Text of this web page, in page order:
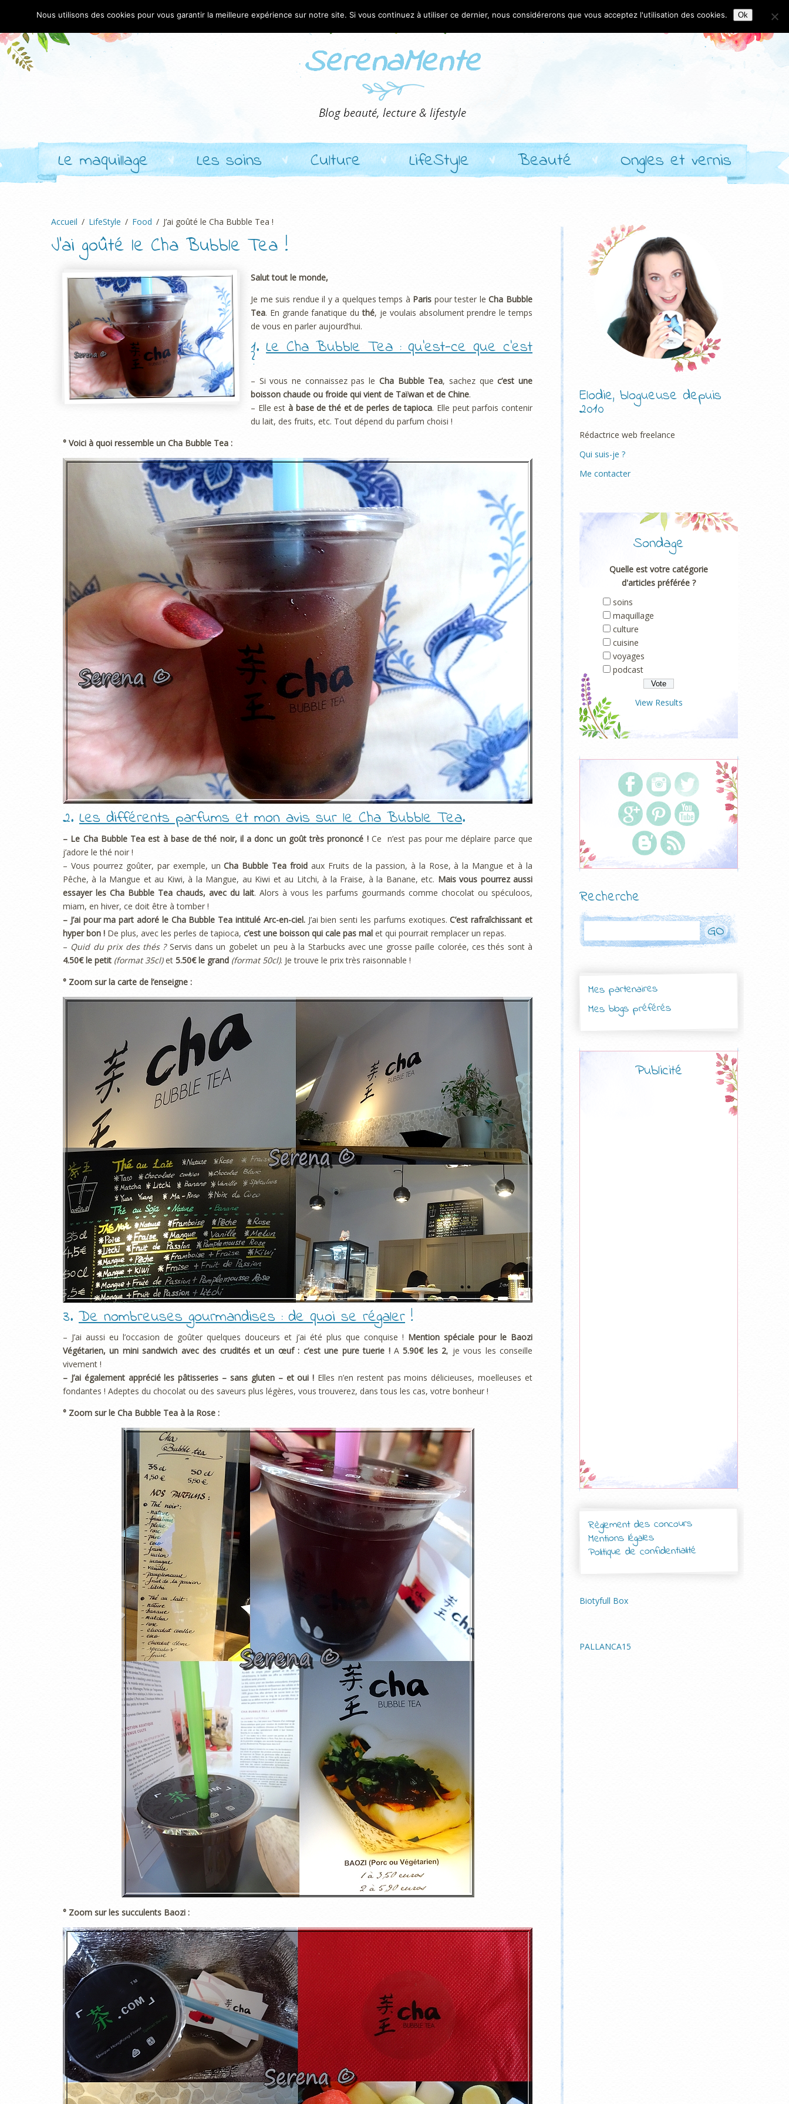
Le maquillage Les soins Culture LifeStyle Beauté Ongles et vernis
Accueil LifeStyle Food J’ai goûté le Cha Bubble Tea !
J’ai goûté le Cha Bubble Tea !
Salut tout le monde,
Je me suis rendue il y a quelques temps à Paris pour tester leCha Bubble
Tea. En grande fanatique duthé, je voulais absolument prendre le temps
de vous en parler aujourd’hui.
1.Le Cha Bubble Tea : qu’est-ce que c’est
?
– Si vous ne connaissez pas le Cha Bubble Tea, sachez que c’est une
boisson chaude ou froide qui vient de Taïwan et de Chine.
– Elle est à base de thé et de perles de tapioca. Elle peut parfois contenir
du lait, des fruits, etc. Tout dépend du parfum choisi !
° Voici à quoi ressemble un Cha Bubble Tea :
2. Les différents parfums et mon avis sur le Cha Bubble Tea.
– Le Cha Bubble Tea est à base de thé noir, il a donc un goût très prononcé !Ce n’est pas pour me déplaire parce que
j’adore le thé noir !
– Vous pourrez goûter, par exemple, unCha Bubble Tea froid aux Fruits de la passion, à la Rose, à la Mangue et à la
Pêche, à la Mangue et au Kiwi, à la Mangue, au Kiwi et au Litchi, à la Fraise, à la Banane, etc. Mais vous pourrez aussi
essayer les Cha Bubble Tea chauds, avec du lait. Alors à vous les parfums gourmands comme chocolat ou spéculoos,
miam, en hiver, ce doit être à tomber !
– J’ai pour ma part adoré le Cha Bubble Tea intitulé Arc-en-ciel.J’ai bien senti les parfums exotiques.C’est rafraîchissant et
hyper bon ! De plus, avec les perles de tapioca, c’est une boisson qui cale pas mal et qui pourrait remplacer un repas.
– Quid du prix des thés ?Servis dans un gobelet un peu à la Starbucks avec une grosse paille colorée, ces thés sont à
4.50€ le petit (format 35cl)et 5.50€ le grand (format 50cl). Je trouve le prix très raisonnable !
° Zoom sur la carte de l’enseigne :
3. De nombreuses gourmandises : de quoi se régaler !
– J’ai aussi eu l’occasion de goûter quelques douceurs et j’ai été plus que conquise ! Mention spéciale pour le Baozi
Végétarien, un mini sandwich avec des crudités et un œuf : c’est une pure tuerie !A5.90€ les 2, je vous les conseille
vivement !
– J’ai également apprécié les pâtisseries – sans gluten – et oui ! Elles n’en restent pas moins délicieuses, moelleuses et
fondantes ! Adeptes du chocolat ou des saveurs plus légères, vous trouverez, dans tous les cas, votre bonheur !
° Zoom sur le Cha Bubble Tea à la Rose :
° Zoom sur les succulents Baozi :
Elodie, blogueuse depuis
2010
Rédactrice web freelance
Qui suis-je ?
Me contacter
Sondage
Quelle est votre catégorie
d'articles préférée ?
soins
maquillage
culture
cuisine
voyages
podcast
View Results
Recherche
Mes partenaires
Mes blogs préférés
Publicité
Règlement des concours
Mentions légales
Politique de confidentialité
Biotyfull Box
PALLANCA15
Nous utilisons des cookies pour vous garantir la meilleure expérience sur notre site. Si vous continuez à utiliser ce dernier, nous considérerons que vous acceptez l'utilisation des cookies. Ok